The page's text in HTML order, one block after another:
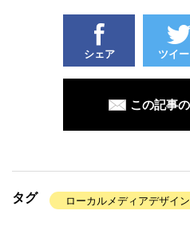
シェア ツイ
この記事
タグ ローカルメディアデザイ